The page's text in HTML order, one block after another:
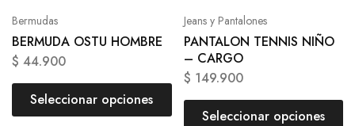
Bermudas
BERMUDA OSTU HOMBRE
$ 44.900
Seleccionar opciones
Jeans y Pantalones
PANTALON TENNIS NIÑO
– CARGO
$ 149.900
Seleccionar opciones